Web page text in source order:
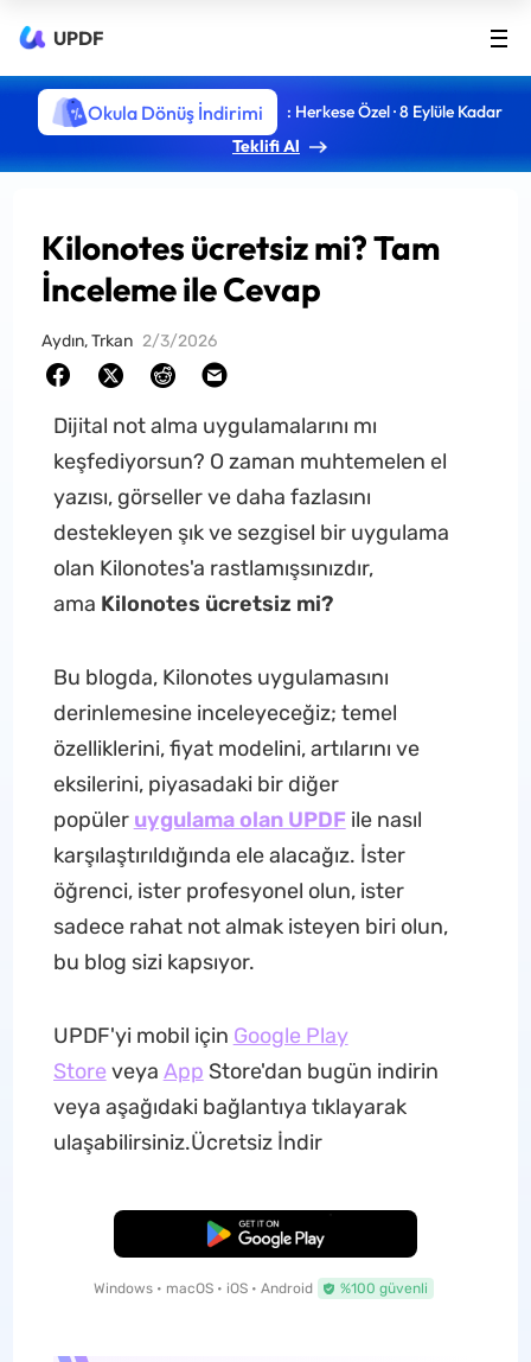
UPDF
Okula Dönüş İndirimi
: Herkese Özel · 8 Eylüle Kadar
Teklifi Al
Kilonotes ücretsiz mi? Tam
İnceleme ile Cevap
Aydın, Trkan 2/3/2026
Dijital not alma uygulamalarını mı
keşfediyorsun? O zaman muhtemelen el
yazısı, görseller ve daha fazlasını
destekleyen şık ve sezgisel bir uygulama
olan Kilonotes'a rastlamışsınızdır,
ama Kilonotes ücretsiz mi?
Bu blogda, Kilonotes uygulamasını
derinlemesine inceleyeceğiz; temel
özelliklerini, fiyat modelini, artılarını ve
eksilerini, piyasadaki bir diğer
popüler uygulama olan UPDFile nasıl
karşılaştırıldığında ele alacağız. İster
öğrenci, ister profesyonel olun, ister
sadece rahat not almak isteyen biri olun,
bu blog sizi kapsıyor.
UPDF'yi mobil için Google Play
Store veya App Store'dan bugün indirin
veya aşağıdaki bağlantıya tıklayarak
ulaşabilirsiniz.Ücretsiz İndir
Ücretsiz İndirme
Windows • macOS • iOS • Android %100 güvenli